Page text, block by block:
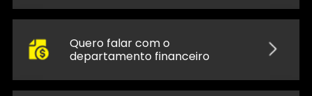
Quero falar com o
departamento financeiro